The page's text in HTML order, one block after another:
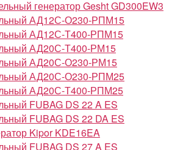
генератор Gesht GD300EW3
АД12С-О230-РПМ15
АД12С-Т400-РПМ15
АД20С-Т400-РМ15
АД20С-О230-РМ15
АД20С-О230-РПМ25
АД20С-Т400-РПМ25
FUBAG DS 22 A ES
FUBAG DS 22 DA ES
Kipor KDE16EA
FUBAG DS 27 A ES